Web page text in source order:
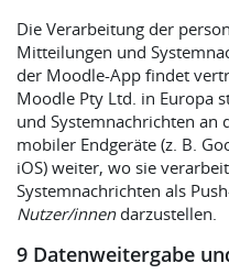
Die Verarbeitung der
Mitteilungen und
der Moodle-App findet
Moodle Pty Ltd. in Europa
und Systemnachrichten an
mobiler Endgeräte (z. B.
iOS) weiter, wo sie
Systemnachrichten als
Nutzer/innendarzustellen.
9 Datenweitergabe